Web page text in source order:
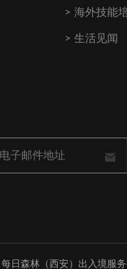
海外技能培
生活见闻
日森林（西安）出入境服务